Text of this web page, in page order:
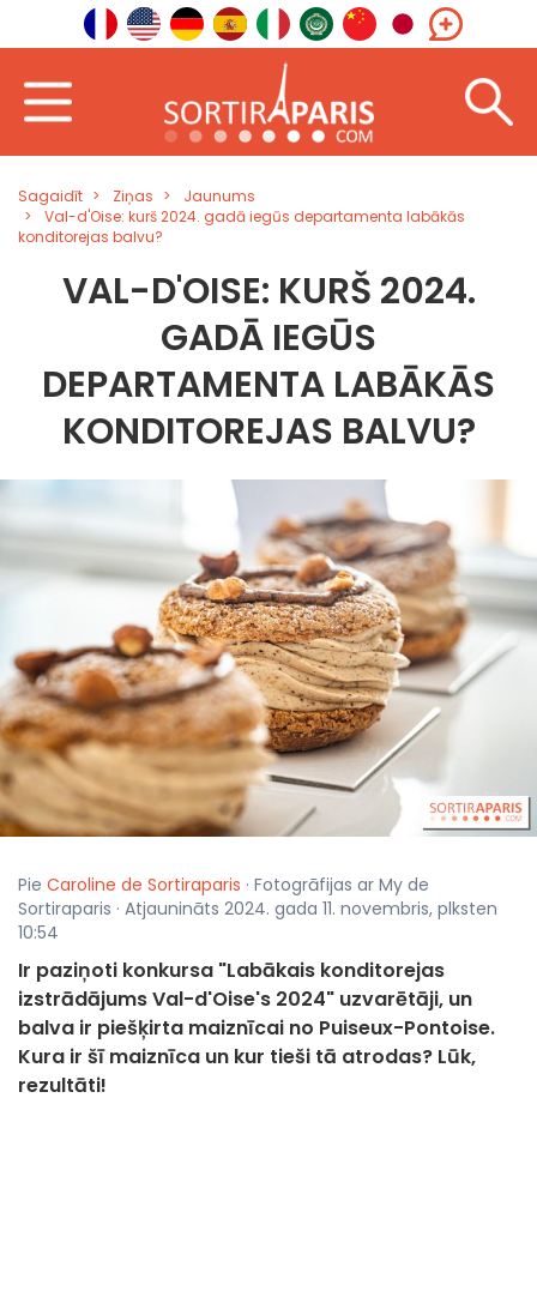
Sagaidīt Ziņas
Jaunums
Val-d'Oise: kurš 2024. gadā iegūs departamenta labākās
konditorejas balvu?
VAL-D'OISE: KURŠ 2024.
GADĀ IEGŪS
DEPARTAMENTA LABĀKĀS
KONDITOREJAS BALVU?
Pie Caroline de Sortiraparis · Fotogrāfijas ar My de
Sortiraparis · Atjaunināts 2024. gada 11. novembris, plksten
10:54
Ir paziņoti konkursa "Labākais konditorejas
izstrādājums Val-d'Oise's 2024" uzvarētāji, un
balva ir piešķirta maiznīcai no Puiseux-Pontoise.
Kura ir šī maiznīca un kur tieši tā atrodas? Lūk,
rezultāti!